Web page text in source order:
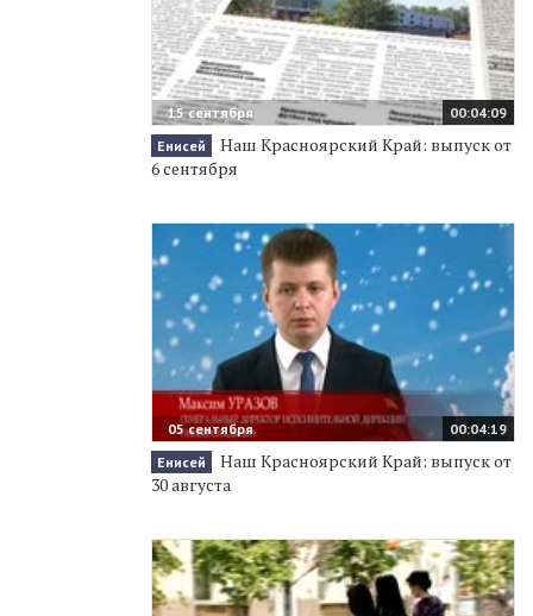
00:04:09
15 сентября
Енисей
Наш Красноярский Край: выпуск от
6 сентября
00:04:19
05 сентября
Енисей
Наш Красноярский Край: выпуск от
30 августа